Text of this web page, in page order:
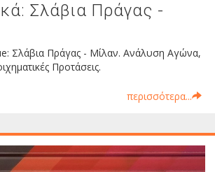
Σλάβια Πράγας -
Σλάβια Πράγας - Μίλαν. Ανάλυση Αγώνα,
Προτάσεις.
περισσότερα...